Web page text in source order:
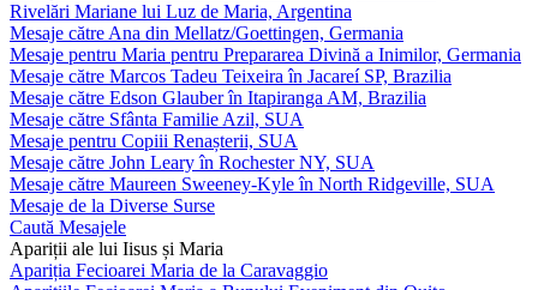
Rivelări Mariane lui Luz de Maria, Argentina
Mesaje către Ana din Mellatz/Goettingen, Germania
Mesaje pentru Maria pentru Prepararea Divină a Inimilor, Germania
Mesaje către Marcos Tadeu Teixeira în Jacareí SP, Brazilia
Mesaje către Edson Glauber în Itapiranga AM, Brazilia
Mesaje către Sfânta Familie Azil, SUA
Mesaje pentru Copiii Renașterii, SUA
Mesaje către John Leary în Rochester NY, SUA
Mesaje către Maureen Sweeney-Kyle în North Ridgeville, SUA
Mesaje de la Diverse Surse
Caută Mesajele
Apariții ale lui Iisus și Maria
Apariția Fecioarei Maria de la Caravaggio